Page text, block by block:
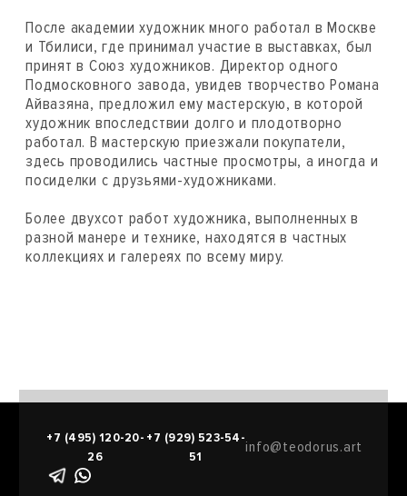
После академии художник много работал в Москве
и Тбилиси, где принимал участие в выставках, был
принят в Союз художников. Директор одного
Подмосковного завода, увидев творчество Романа
Айвазяна, предложил ему мастерскую, в которой
художник впоследствии долго и плодотворно
работал. В мастерскую приезжали покупатели,
здесь проводились частные просмотры, а иногда и
посиделки с друзьями-художниками.
Более двухсот работ художника, выполненных в
разной манере и технике, находятся в частных
коллекциях и галереях по всему миру.
+7 (495) 120-20-
26
+7 (929) 523-54-
51
info@teodorus.art